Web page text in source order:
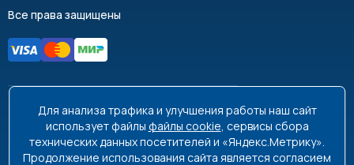
Все права защищены
8 495 663-99-48
8 800 350-99-08
info@poolplanet.ru
Для анализа трафика и улучшения работы наш сайт
использует файлы файлы cookie, сервисы сбора
технических данных посетителей и «Яндекс.Метрику».
Продолжение использования сайта является согласием